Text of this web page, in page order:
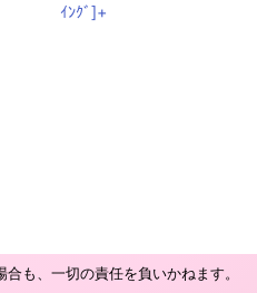
ｲﾝｸﾞ]+
も、一切の責任を負いかねます。